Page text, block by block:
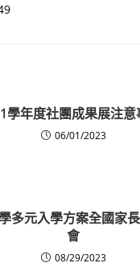
學年度社團成果展注意
06/01/2023
多元入學方案全國家
會
08/29/2023